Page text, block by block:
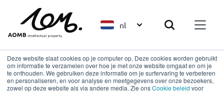
Deze website slaat cookies op je computer op. Deze cookies worden gebruikt
om informatie te verzamelen over hoe je met onze website omgaat en om je
te onthouden. We gebruiken deze informatie om je surfervaring te verbeteren
en personaliseren, en voor analyse en meetgegevens over onze bezoekers,
zowel op deze website als via andere media. Zie onsCookie beleid voor
nl
Terug naar overzicht